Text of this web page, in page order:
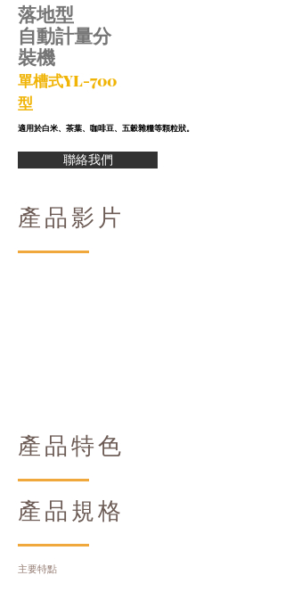
落地型
自動計量分
裝機
單槽式YL-700
型
適用於白米、茶葉、咖啡豆、五穀雜糧等顆粒狀。
聯絡我們
產品影片
產品特色
產品規格
主要特點